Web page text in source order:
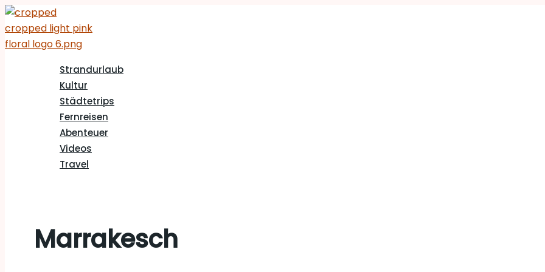
Zum
Inhalt
springen
Strandurlaub
Kultur
Städtetrips
Fernreisen
Abenteuer
Videos
Travel
Marrakesch
Städtetrip
nach
Marrakesch